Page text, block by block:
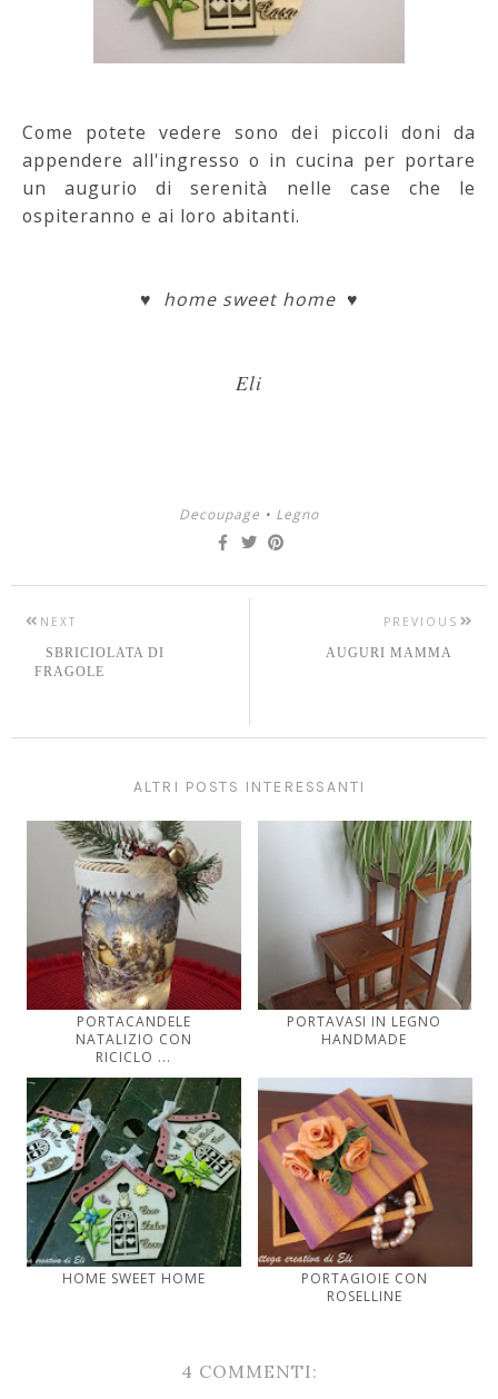
Come potete vedere sono dei piccoli doni da
appendere all'ingresso o in cucina per portare
un augurio di serenità nelle case che le
ospiteranno e ai loro abitanti.
♥ home sweet home ♥
Eli
Decoupage • Legno
PREVIOUS
AUGURI MAMMA
NEXT
SBRICIOLATA DI
FRAGOLE
ALTRI POSTS INTERESSANTI
PORTACANDELE
NATALIZIO CON
RICICLO ...
PORTAVASI IN LEGNO
HANDMADE
HOME SWEET HOME
PORTAGIOIE CON
ROSELLINE
4 COMMENTI: